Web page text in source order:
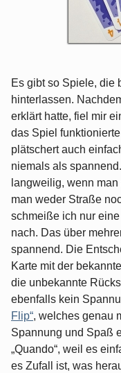
Es gibt so Spiele, die
hinterlassen.
erklärt hatte, fiel mir
das Spiel
plätschert auch
niemals als
langweilig, wenn
man weder Straße
schmeiße ich nur
nach. Das über
spannend. Die
Karte mit der
die unbekannte
ebenfalls kein
Flip“, welches genau
Spannung und Spaß
„Quando“, weil es
es Zufall ist, was